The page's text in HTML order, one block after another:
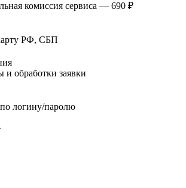
комиссия сервиса — 690 ₽
РФ, СБП
и обработки заявки
логину/паролю